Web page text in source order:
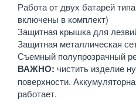
Работа от двух батарей
включены в комплект)
Защитная крышка для
Защитная металлическая
Съемный полупрозрачный
ВАЖНО: чистить изделие
поверхности.
работает.